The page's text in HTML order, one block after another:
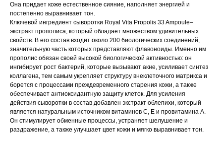
Она придает коже естественное сияние, наполняет энергией и
постепенно выравнивает тон.
Ключевой ингредиент сыворотки Royal Vita Propolis 33 Ampoule–
экстракт прополиса, который обладает множеством удивительных
свойств. В его состав входит около 200 биологических соединений,
значительную часть которых представляют флавоноиды. Именно им
прополис обязан своей высокой биологической активностью: он
ингибирует рост бактерий, которые вызывают акне, усиливает синтез
коллагена, тем самым укрепляет структуру внеклеточного матрикса и
борется с процессами преждевременного старения кожи, а также
обеспечивает антиоксидантную защиту клеток. Для усиления
действия сыворотки в состав добавлен экстракт облепихи, который
является натуральным источником витаминов С, Е и провитамина А.
Он стимулирует обменные процессы, устраняет шелушение и
раздражение, а также улучшает цвет кожи и мягко выравнивает тон.